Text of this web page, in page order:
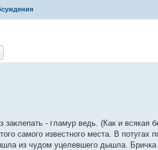
- гламур ведь. (Как и всякая
самого известного места. В потугах
из чудом уцелевшего дышла.